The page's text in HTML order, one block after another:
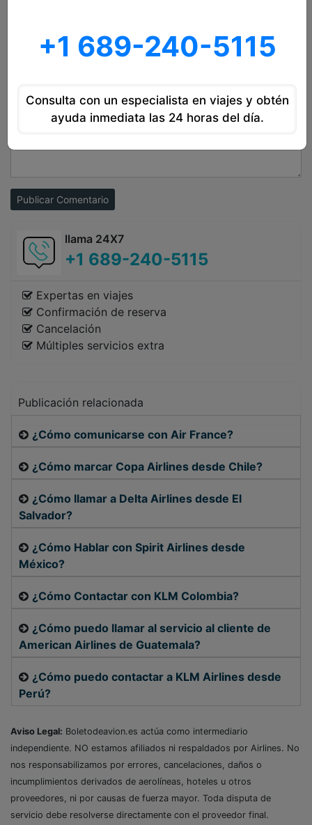
Publicar Comentario
llama 24X7
+1 689-240-5115
Expertas en viajes
Confirmación de reserva
Cancelación
Múltiples servicios extra
Publicación relacionada
¿Cómo comunicarse con Air France?
¿Cómo marcar Copa Airlines desde Chile?
¿Cómo llamar a Delta Airlines desde El
Salvador?
¿Cómo Hablar con Spirit Airlines desde
México?
¿Cómo Contactar con KLM Colombia?
¿Cómo puedo llamar al servicio al cliente de
American Airlines de Guatemala?
¿Cómo puedo contactar a KLM Airlines desde
Perú?
Aviso Legal: Boletodeavion.es actúa como intermediario
independiente. NO estamos afiliados ni respaldados por Airlines. No
nos responsabilizamos por errores, cancelaciones, daños o
incumplimientos derivados de aerolíneas, hoteles u otros
proveedores, ni por causas de fuerza mayor. Toda disputa de
servicio debe resolverse directamente con el proveedor final.
+1 689-240-5115
Consulta con un especialista en viajes y obtén
ayuda inmediata las 24 horas del día.